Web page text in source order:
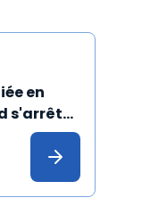
en
s'arrête
?